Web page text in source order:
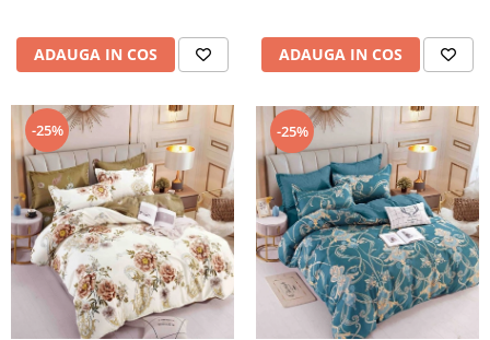
ADAUGA IN COS ADAUGA IN COS
-25% -25%